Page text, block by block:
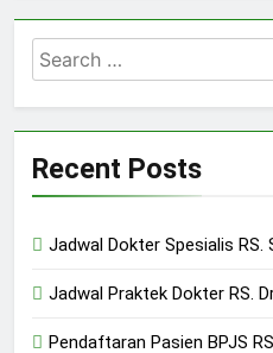
Search
for:
Recent Posts
Jadwal Dokter Spesialis RS.
Jadwal Praktek Dokter RS.
Pendaftaran Pasien BPJS